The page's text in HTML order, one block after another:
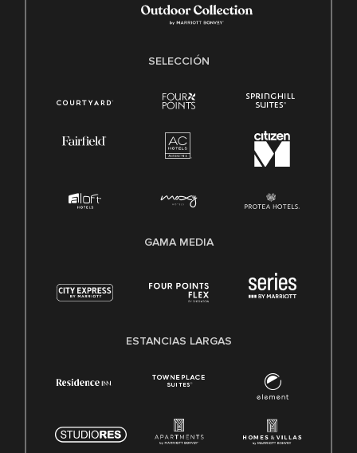
SELECCIÓN
GAMA MEDIA
ESTANCIAS LARGAS